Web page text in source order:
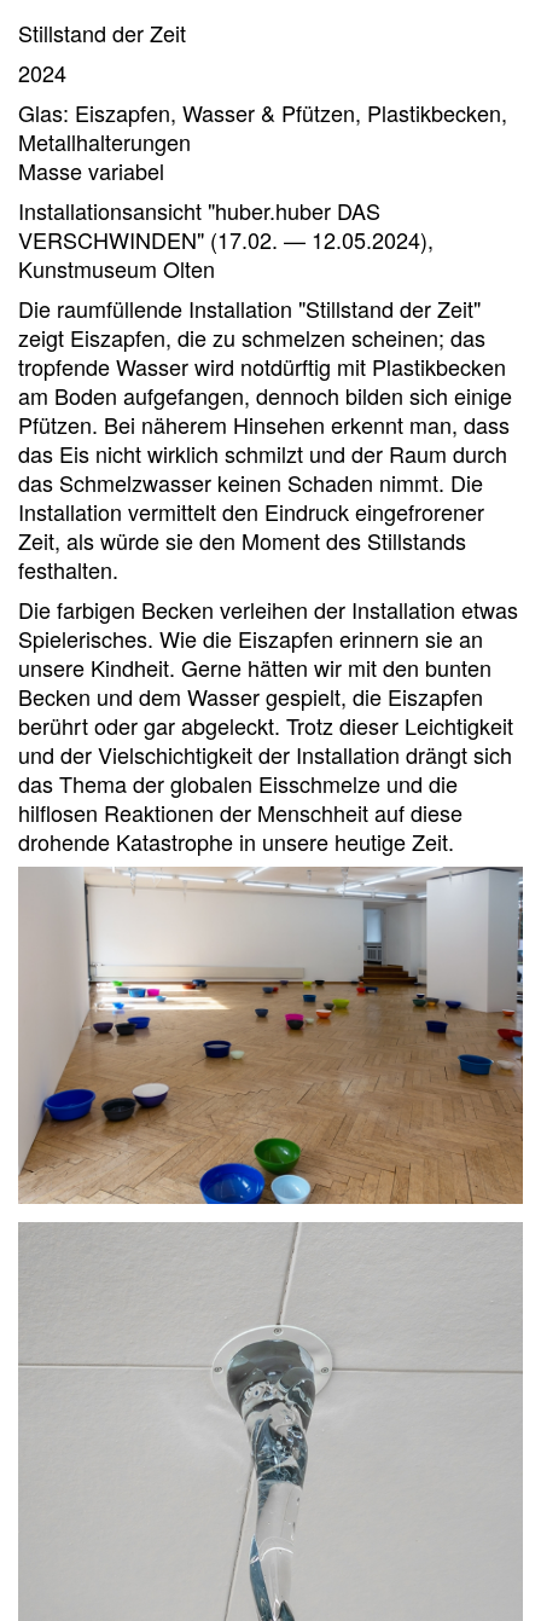
Stillstand der Zeit
2024
Glas: Eiszapfen, Wasser & Pfützen, Plastikbecken,
Metallhalterungen
Masse variabel
Installationsansicht "huber.huber DAS
VERSCHWINDEN" (17.02. — 12.05.2024),
Kunstmuseum Olten
Die raumfüllende Installation "Stillstand der Zeit"
zeigt Eiszapfen, die zu schmelzen scheinen; das
tropfende Wasser wird notdürftig mit Plastikbecken
am Boden aufgefangen, dennoch bilden sich einige
Pfützen. Bei näherem Hinsehen erkennt man, dass
das Eis nicht wirklich schmilzt und der Raum durch
das Schmelzwasser keinen Schaden nimmt. Die
Installation vermittelt den Eindruck eingefrorener
Zeit, als würde sie den Moment des Stillstands
festhalten.
Die farbigen Becken verleihen der Installation etwas
Spielerisches. Wie die Eiszapfen erinnern sie an
unsere Kindheit. Gerne hätten wir mit den bunten
Becken und dem Wasser gespielt, die Eiszapfen
berührt oder gar abgeleckt. Trotz dieser Leichtigkeit
und der Vielschichtigkeit der Installation drängt sich
das Thema der globalen Eisschmelze und die
hilflosen Reaktionen der Menschheit auf diese
drohende Katastrophe in unsere heutige Zeit.